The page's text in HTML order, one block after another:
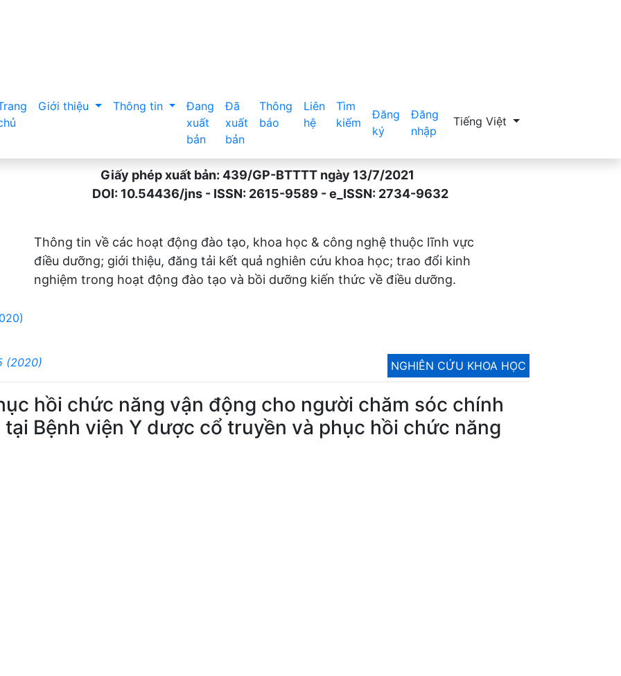
Giới thiệu Thông tin
Đang
xuất
bản
Đã
xuất
bản
Thông
báo
Liên
hệ
Tìm
kiếm
Đăng
ký
Đăng
nhập
Thay đổi ngôn ngữ. Ngôn ngữ
Tiếng Việt
Giấy phép xuất bản: 439/GP-BTTTT ngày 13/7/2021
DOI: 10.54436/jns - ISSN: 2615-9589 - e_ISSN: 2734-9632
Thông tin về các hoạt động đào tạo, khoa học & công nghệ thuộc lĩnh vực
điều dưỡng; giới thiệu, đăng tải kết quả nghiên cứu khoa học; trao đổi kinh
nghiệm trong hoạt động đào tạo và bồi dưỡng kiến thức về điều dưỡng.
(2020) NGHIÊN CỨU KHOA HỌC
hồi chức năng vận động cho người chăm sóc chính
Bệnh viện Y dược cổ truyền và phục hồi chức năng